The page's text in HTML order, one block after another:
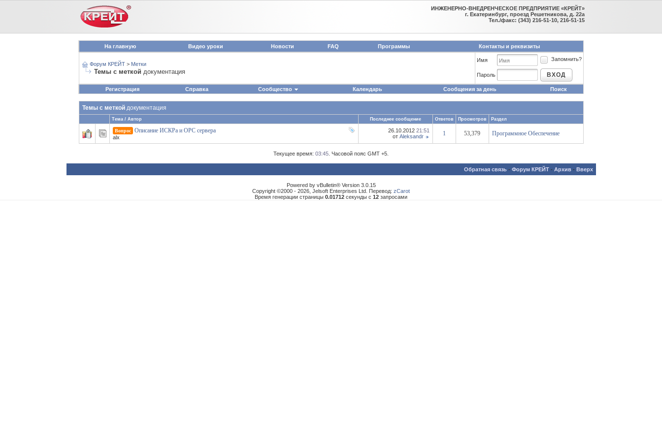
ИНЖЕНЕРНО-ВНЕДРЕНЧЕСКОЕ ПРЕДПРИЯТИЕ «КРЕЙТ»
г. Екатеринбург, проезд Решетникова, д. 22а
Тел./факс: (343) 216-51-10, 216-51-15
На главную Видео уроки Новости FAQ Программы Контакты и реквизиты
Форум КРЕЙТ > Метки
Темы с меткой документация
Имя Запомнить?
Пароль ВХОД
Регистрация Справка Сообщество Календарь Сообщения за день Поиск
Темы с меткой документация
Тема / Автор Последнее сообщение Ответов Просмотров Раздел
Вопрос Описание ИСКРа и ОPC сервера
alx
26.10.2012 21:51
от Aleksandr 1 53,379 Программное Обеспечение
Текущее время: 03:45 . Часовой пояс GMT +5.
Обратная связь- Форум КРЕЙТ- Архив- Вверх
Powered by vBulletin® Version 3.0.15
Copyright ©2000 - 2026, Jelsoft Enterprises Ltd. Перевод: zCarot
Время генерации страницы 0.01712 секунды с 12 запросами